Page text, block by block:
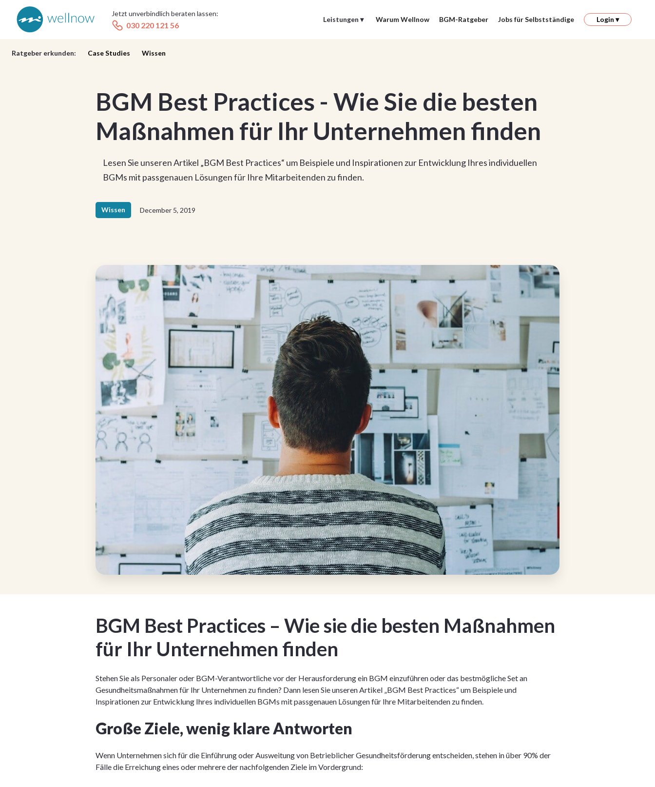
Jetzt unverbindlich beraten lassen:
030 220 121 56
Leistungen ▾ Warum Wellnow BGM-Ratgeber Jobs für Selbstständige Login ▾
Ratgeber erkunden: Case Studies Wissen
BGM Best Practices - Wie Sie die besten
Maßnahmen für Ihr Unternehmen finden
Lesen Sie unseren Artikel „BGM Best Practices“ um Beispiele und Inspirationen zur Entwicklung Ihres individuellen
BGMs mit passgenauen Lösungen für Ihre Mitarbeitenden zu finden.
Wissen December 5, 2019
BGM Best Practices – Wie sie die besten Maßnahmen
für Ihr Unternehmen finden
Stehen Sie als Personaler oder BGM-Verantwortliche vor der Herausforderung ein BGM einzuführen oder das bestmögliche Set an
Gesundheitsmaßnahmen für Ihr Unternehmen zu finden? Dann lesen Sie unseren Artikel „BGM Best Practices“ um Beispiele und
Inspirationen zur Entwicklung Ihres individuellen BGMs mit passgenauen Lösungen für Ihre Mitarbeitenden zu finden.
Große Ziele, wenig klare Antworten
Wenn Unternehmen sich für die Einführung oder Ausweitung von Betrieblicher Gesundheitsförderung entscheiden, stehen in über 90% der
Fälle die Erreichung eines oder mehrere der nachfolgenden Ziele im Vordergrund: